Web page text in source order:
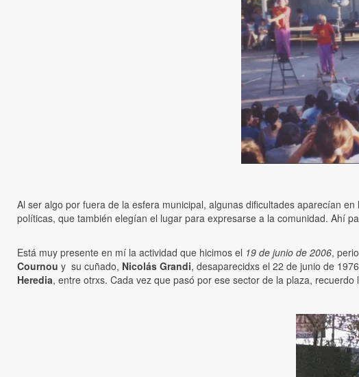
Al ser algo por fuera de la esfera municipal, algunas dificultades aparecían
políticas, que también elegían el lugar para expresarse a la comunidad. Ahí
Está muy presente en mí la actividad que hicimos el 19 de junio de 2006,
Cournou y su cuñado, Nicolás Grandi, desaparecidxs el 22 de junio de
Heredia, entre otrxs. Cada vez que pasó por ese sector de la plaza,